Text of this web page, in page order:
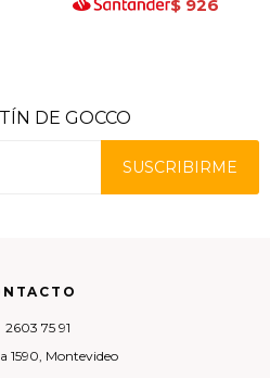
$ 926
2603 75 91
1590, Montevideo
DE GOCCO
SUSCRIBIRME